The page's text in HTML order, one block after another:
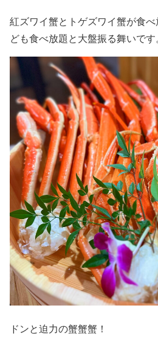
紅ズワイ蟹とトゲズワイ蟹が食
ども食べ放題と大盤振る舞いです
ドンと迫力の蟹蟹蟹！